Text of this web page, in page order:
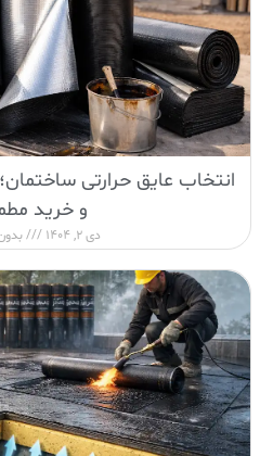
انتخاب عایق حرارتی
و خرید
دی 2, 1404